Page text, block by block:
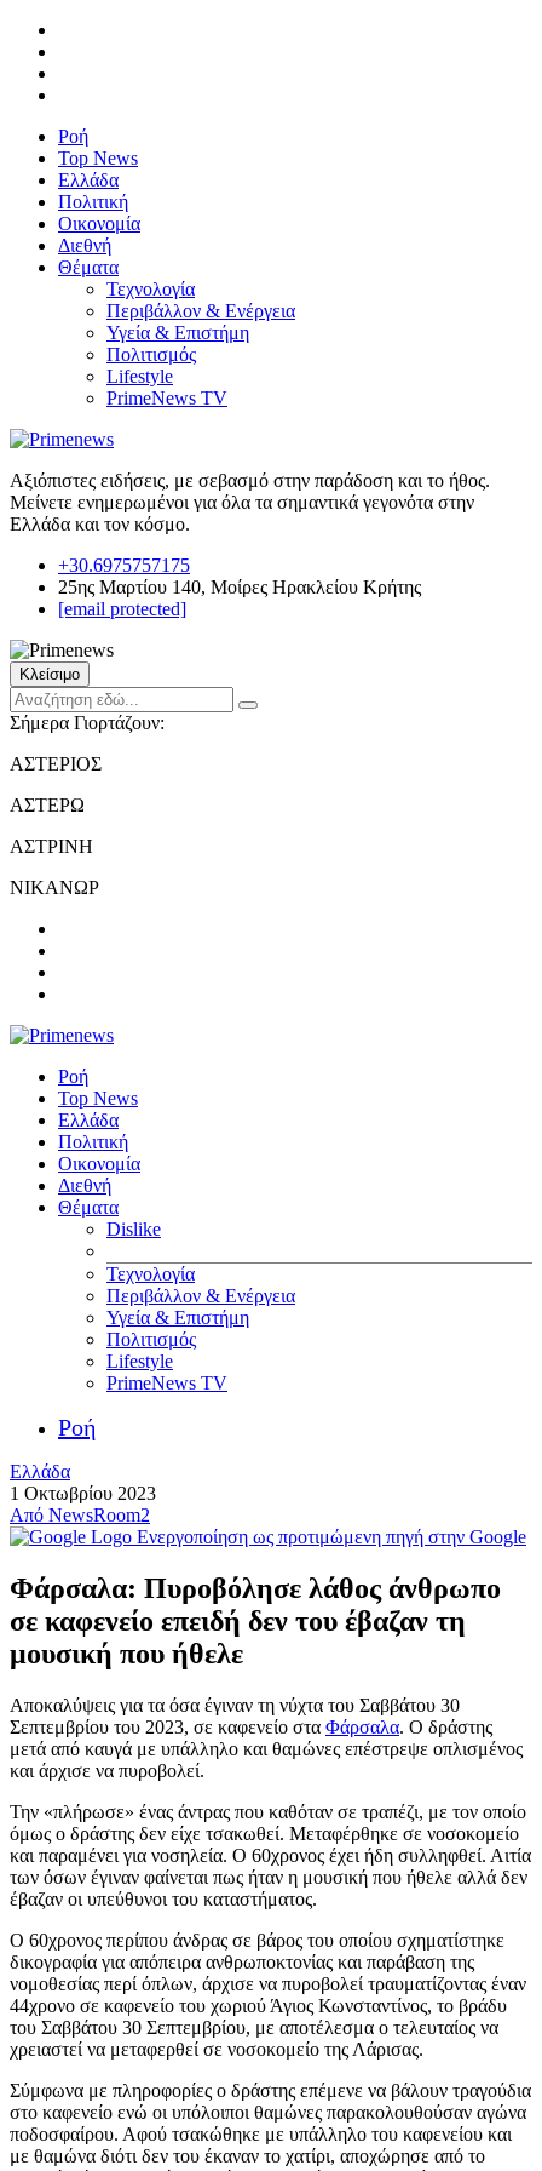
Ροή
Top News
Ελλάδα
Πολιτική
Οικονομία
Διεθνή
Θέματα
Τεχνολογία
Περιβάλλον & Ενέργεια
Υγεία & Επιστήμη
Πολιτισμός
Lifestyle
PrimeNews TV
Αξιόπιστες ειδήσεις, με σεβασμό στην παράδοση και το ήθος.
Μείνετε ενημερωμένοι για όλα τα σημαντικά γεγονότα στην
Ελλάδα και τον κόσμο.
+30.6975757175
25ης Μαρτίου 140, Μοίρες Ηρακλείου Κρήτης
[email protected]
Κλείσιμο
Σήμερα Γιορτάζουν:
ΑΣΤΕΡΙΟΣ
ΑΣΤΕΡΩ
ΑΣΤΡΙΝΗ
ΝΙΚΑΝΩΡ
Ροή
Top News
Ελλάδα
Πολιτική
Οικονομία
Διεθνή
Θέματα
Dislike
Τεχνολογία
Περιβάλλον & Ενέργεια
Υγεία & Επιστήμη
Πολιτισμός
Lifestyle
PrimeNews TV
Ροή
Ελλάδα
1 Οκτωβρίου 2023
Από NewsRoom2
Ενεργοποίηση ως προτιμώμενη πηγή στην Google
Φάρσαλα: Πυροβόλησε λάθος άνθρωπο
σε καφενείο επειδή δεν του έβαζαν τη
μουσική που ήθελε
Αποκαλύψεις για τα όσα έγιναν τη νύχτα του Σαββάτου 30
Σεπτεμβρίου του 2023, σε καφενείο στα Φάρσαλα. Ο δράστης
μετά από καυγά με υπάλληλο και θαμώνες επέστρεψε οπλισμένος
και άρχισε να πυροβολεί.
Την «πλήρωσε» ένας άντρας που καθόταν σε τραπέζι, με τον οποίο
όμως ο δράστης δεν είχε τσακωθεί. Μεταφέρθηκε σε νοσοκομείο
και παραμένει για νοσηλεία. Ο 60χρονος έχει ήδη συλληφθεί. Αιτία
των όσων έγιναν φαίνεται πως ήταν η μουσική που ήθελε αλλά δεν
έβαζαν οι υπεύθυνοι του καταστήματος.
Ο 60χρονος περίπου άνδρας σε βάρος του οποίου σχηματίστηκε
δικογραφία για απόπειρα ανθρωποκτονίας και παράβαση της
νομοθεσίας περί όπλων, άρχισε να πυροβολεί τραυματίζοντας έναν
44χρονο σε καφενείο του χωριού Άγιος Κωνσταντίνος, το βράδυ
του Σαββάτου 30 Σεπτεμβρίου, με αποτέλεσμα ο τελευταίος να
χρειαστεί να μεταφερθεί σε νοσοκομείο της Λάρισας.
Σύμφωνα με πληροφορίες ο δράστης επέμενε να βάλουν τραγούδια
στο καφενείο ενώ οι υπόλοιποι θαμώνες παρακολουθούσαν αγώνα
ποδοσφαίρου. Αφού τσακώθηκε με υπάλληλο του καφενείου και
με θαμώνα διότι δεν του έκαναν το χατίρι, αποχώρησε από το